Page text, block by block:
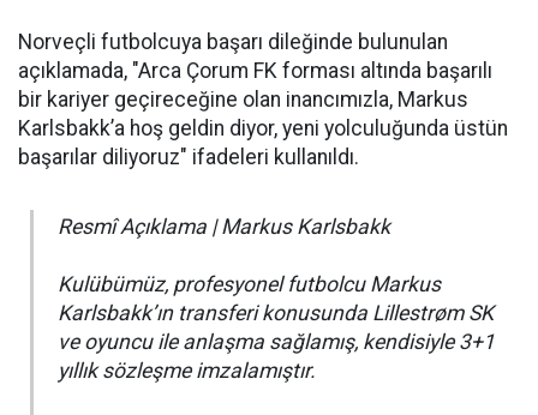
Norveçli futbolcuya başarı dileğinde bulunulan
açıklamada, "Arca Çorum FK forması altında başarılı
bir kariyer geçireceğine olan inancımızla, Markus
Karlsbakk’a hoş geldin diyor, yeni yolculuğunda üstün
başarılar diliyoruz" ifadeleri kullanıldı.
Resmî Açıklama | Markus Karlsbakk
Kulübümüz, profesyonel futbolcu Markus
Karlsbakk’ın transferi konusunda Lillestrøm SK
ve oyuncu ile anlaşma sağlamış, kendisiyle 3+1
yıllık sözleşme imzalamıştır.